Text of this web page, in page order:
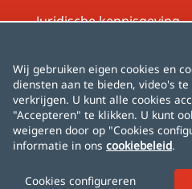
Juridische kennisgeving
Cookiebeleid
Sitemap
Italiano
norskpolskiromână
Wij gebruiken eigen cookies en
diensten aan te bieden, video's
verkrijgen. U kunt alle cookies
"Accepteren" te klikken. U kunt
weigeren door op "Cookies
informatie in ons cookiebeleid.
Cookies configureren